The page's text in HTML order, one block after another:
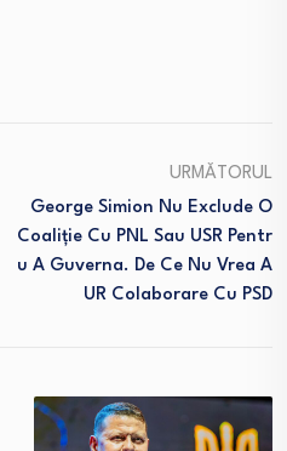
URMĂTORUL
George Simion Nu Exclude O
Coaliție Cu PNL Sau USR Pentr
U A Guverna. De Ce Nu Vrea A
UR Colaborare Cu PSD